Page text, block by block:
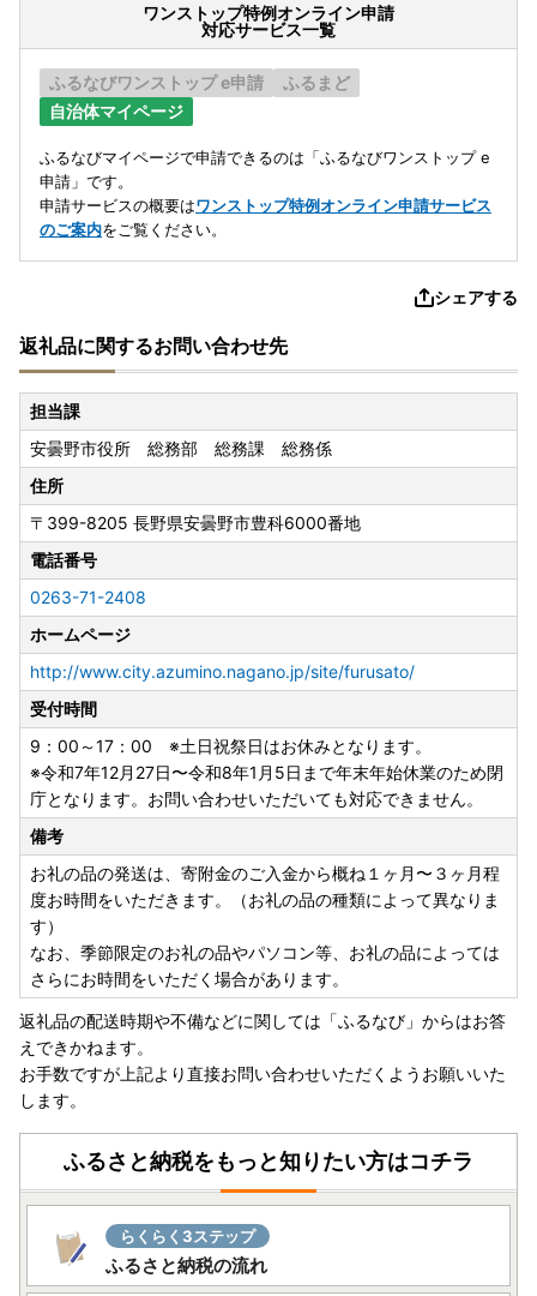
ワンストップ特例オンライン申請
対応サービス一覧
ふるなびワンストップ e申請
ふるまど
自治体マイページ
ふるなびマイページで申請できるのは「ふるなびワンストップ e
申請」です。
申請サービスの概要はワンストップ特例オンライン申請サービス
のご案内をご覧ください。
シェアする
返礼品に関するお問い合わせ先
担当課
安曇野市役所 総務部 総務課 総務係
住所
〒399-8205 長野県安曇野市豊科6000番地
電話番号
0263-71-2408
ホームページ
http://www.city.azumino.nagano.jp/site/furusato/
受付時間
9：00～17：00 ※土日祝祭日はお休みとなります。
※令和7年12月27日〜令和8年1月5日まで年末年始休業のため閉
庁となります。お問い合わせいただいても対応できません。
備考
お礼の品の発送は、寄附金のご入金から概ね１ヶ月〜３ヶ月程
度お時間をいただきます。（お礼の品の種類によって異なりま
す）
なお、季節限定のお礼の品やパソコン等、お礼の品によっては
さらにお時間をいただく場合があります。
返礼品の配送時期や不備などに関しては「ふるなび」からはお答
えできかねます。
お手数ですが上記より直接お問い合わせいただくようお願いいた
します。
ふるさと納税をもっと知りたい方はコチラ
らくらく3ステップ
ふるさと納税の流れ